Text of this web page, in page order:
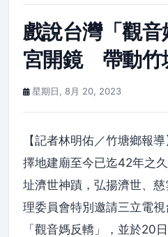
戲說台灣「觀
宮開鏡 帶動竹
星期日, 8月 20, 2023
【記者林明佑／竹塘鄉報
擇地建廟至今已迄42年之
址濟世神蹟，弘揚濟世、
理委員會特別邀請三立電
「觀音媽反轎」，並於20